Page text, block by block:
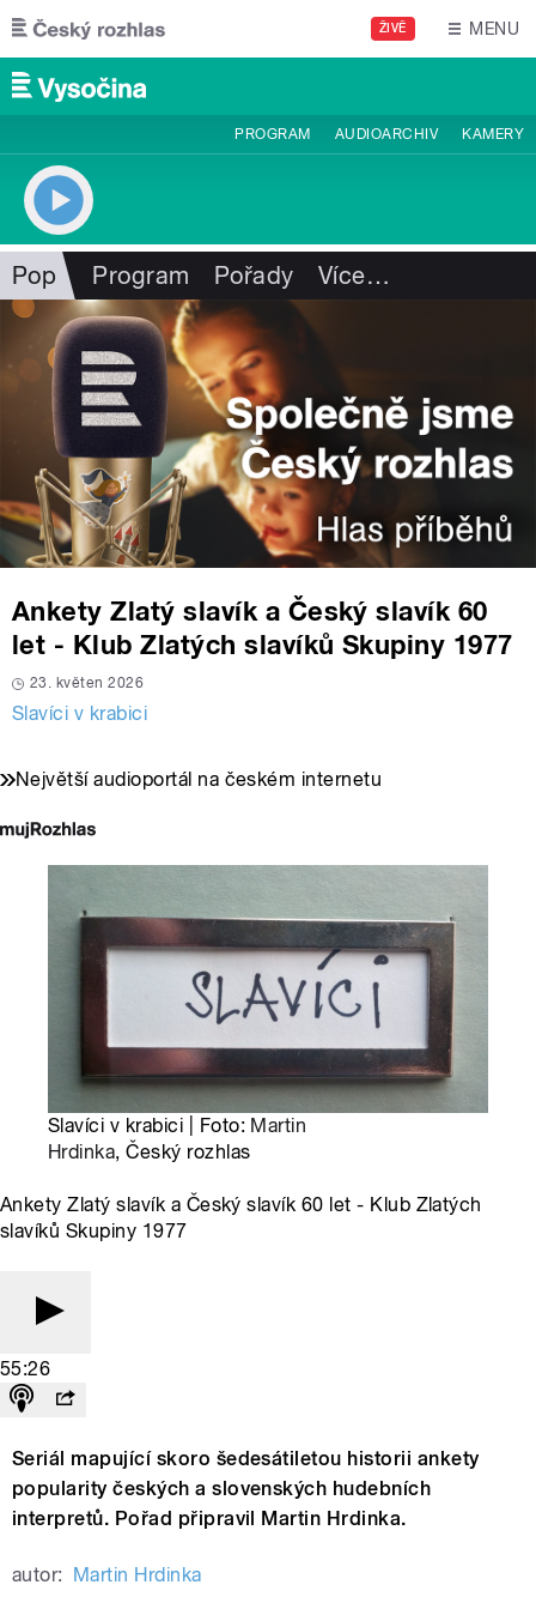
Přejít k hlavnímu obsahu
ŽIVĚ MENU
PROGRAM AUDIOARCHIV KAMERY
Pop Program Pořady Více…
Ankety Zlatý slavík a Český slavík 60
let - Klub Zlatých slavíků Skupiny 1977
23. květen 2026
Slavíci v krabici
Největší audioportál na českém internetu
Slavíci v krabici | Foto: Martin
Hrdinka, Český rozhlas
Ankety Zlatý slavík a Český slavík 60 let - Klub Zlatých
slavíků Skupiny 1977
55:26
Seriál mapující skoro šedesátiletou historii ankety
popularity českých a slovenských hudebních
interpretů. Pořad připravil Martin Hrdinka.
autor: Martin Hrdinka